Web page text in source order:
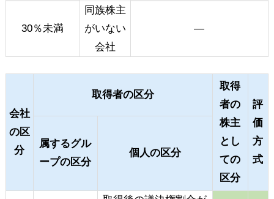
30％未満
同族株主
がいない
会社
―
会社
の区
分
取得者の区分
取得
者の
株主
とし
ての
区分
評
価
方
式
属するグル
ープの区分
個人の区分